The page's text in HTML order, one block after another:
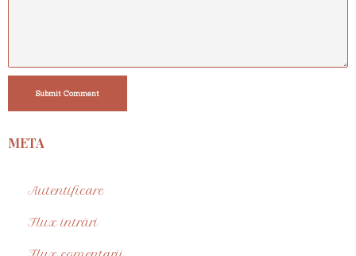
Submit Comment
META
Autentificare
Flux intrări